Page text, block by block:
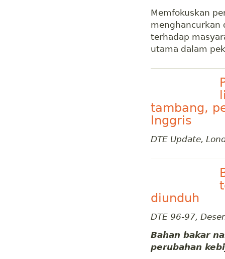
Memfokuskan
menghancurkan
terhadap
utama dalam
tambang,
Inggris
DTE Update,
diunduh
DTE 96-97,
Bahan bakar
perubahan